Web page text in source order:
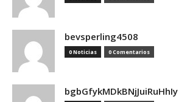
bevsperling4508
0 Noticias 0 Comentarios
bgbGfykMDkBNjJuiRuHhIy